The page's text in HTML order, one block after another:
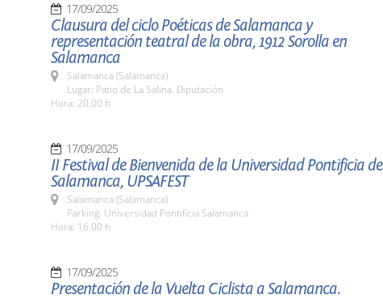
17/09/2025
Clausura del ciclo Poéticas de Salamanca y
representación teatral de la obra, 1912 Sorolla en
Salamanca
Salamanca (Salamanca)
Lugar: Patio de La Salina. Diputación
Hora: 20,00 h
17/09/2025
II Festival de Bienvenida de la Universidad Pontificia de
Salamanca, UPSAFEST
Salamanca (Salamanca)
Parking. Universidad Pontificia Salamanca
Hora: 16,00 h
17/09/2025
Presentación de la Vuelta Ciclista a Salamanca.